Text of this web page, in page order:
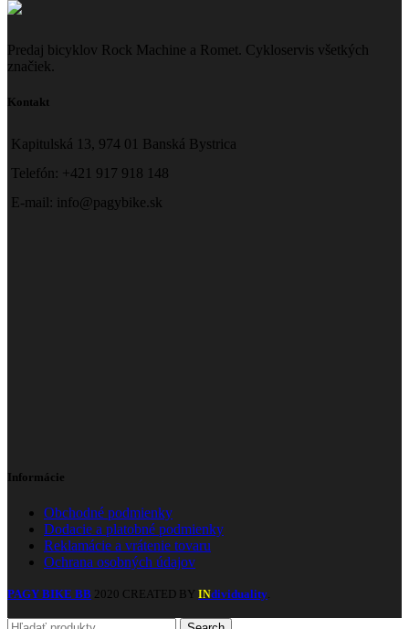
Predaj bicyklov Rock Machine a Romet. Cykloservis všetkých
značiek.
Kontakt
Kapitulská 13, 974 01 Banská Bystrica
Telefón: +421 917 918 148
E-mail: info@pagybike.sk
Informácie
Obchodné podmienky
Dodacie a platobné podmienky
Reklamácie a vrátenie tovaru
Ochrana osobných údajov
PAGY BIKE BB 2020 CREATED BY INdividuality